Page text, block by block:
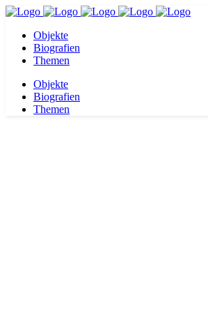
Objekte
Biografien
Themen
Objekte
Biografien
Themen